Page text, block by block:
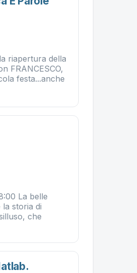
riapertura della
FRANCESCO,
festa...anche
La belle
storia di
che